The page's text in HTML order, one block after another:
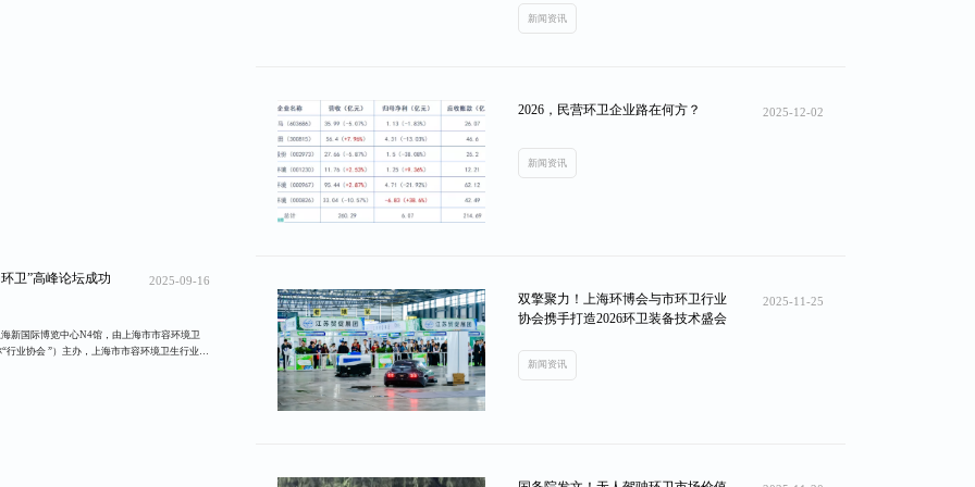
卫”高峰论坛成功 2025-09-16
新国际博览中心N4馆，由上海市市容环境卫
行业协会 ”）主办，上海市市容环境卫生行业协
新闻资讯
2026，民营环卫企业路在何方？ 2025-12-02
新闻资讯
双擎聚力！上海环博会与市环卫行业
协会携手打造2026环卫装备技术盛会
2025-11-25
新闻资讯